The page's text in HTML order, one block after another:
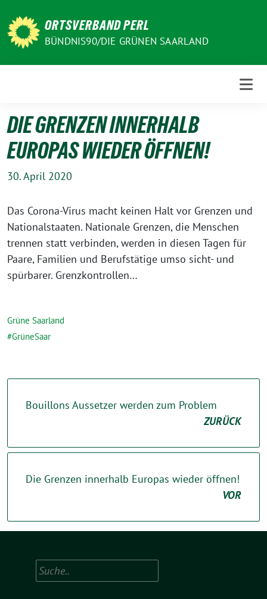
zum
Inhalt
ORTSVERBAND PERL
BÜNDNIS90/DIE GRÜNEN SAARLAND
DIE GRENZEN INNERHALB
EUROPAS WIEDER ÖFFNEN!
30. April 2020
Das Corona-Virus macht keinen Halt vor Grenzen und
Nationalstaaten. Nationale Grenzen, die Menschen
trennen statt verbinden, werden in diesen Tagen für
Paare, Familien und Berufstätige umso sicht- und
spürbarer. Grenzkontrollen…
Grüne Saarland
GrüneSaar
Bouillons Aussetzer werden zum Problem
ZURÜCK
Die Grenzen innerhalb Europas wieder öffnen!
VOR
Suchen